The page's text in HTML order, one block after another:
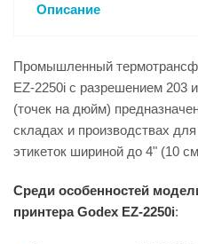
Описание
Промышленный
EZ-2250i с разрешением 203
(точек на дюйм)
складах и производствах
этикеток шириной до 4" (10
Среди особенностей
принтера Godex EZ-2250i: